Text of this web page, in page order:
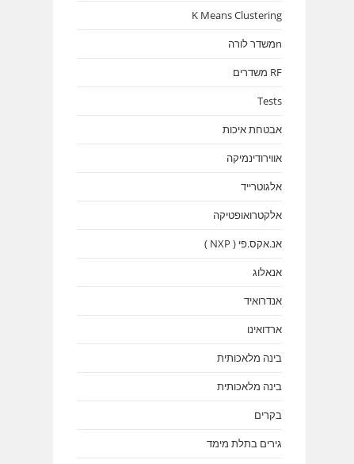
K Means Clustering
nמשדר לורה
RF משדרים
Tests
אבטחת איכות
אווירודינמיקה
אלגוטרייד
אלקטרואופטיקה
אנ.אקס.פי ( NXP )
אנאלוג
אנדרואיד
ארדואינו
בינה מלאכותית
בינה מלאכותית
בקרים
גירים בתלת מימד